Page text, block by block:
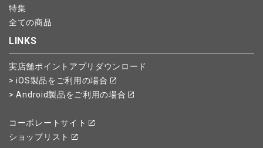
特集
全ての商品
LINKS
実店舗ポイントアプリダウンロード
> iOS製品をご利用の場合
> Android製品をご利用の場合
コーポレートサイト
ショップリスト